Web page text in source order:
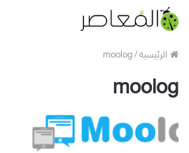
الرئيسية/
moolog
moolog